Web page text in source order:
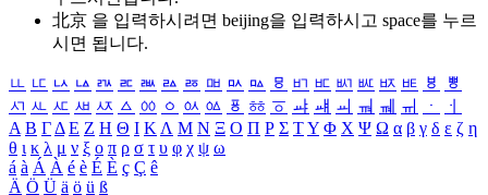
北京 을 입력하시려면 beijing을 입력하시고 space를 누르
시면 됩니다.
ㅥ ㅦ ㅧ ㅨ ㅩ ㅪ ㅫ ㅬ ㅭ ㅮ ㅯ ㅰ ㅱ ㅲ ㅳ ㅴ ㅵ ㅶ ㅷ ㅸ
ㅹ
ㅺ ㅻ ㅼ ㅽ ㅾ ㅿ ㆀ ㆁ ㆂ ㆃ ㆄ ㆅ ㆆ ㆇ ㆈ ㆉ ㆊ ㆋ ㆌ ㆍ
ㆎ
Α Β ΓΔ Ε Ζ Η Θ Ι ΚΛ Μ Ν Ξ Ο Π Ρ Σ ΤΥ Φ Χ Ψ Ω α β γ δ ε ζ η
θ ι κ λ μ ν ξ ο π ρ σ τ υ φ χ ψ ω
á à Á À é è É È ç Ç ê
Ä Ö Ü ä ö ü ß